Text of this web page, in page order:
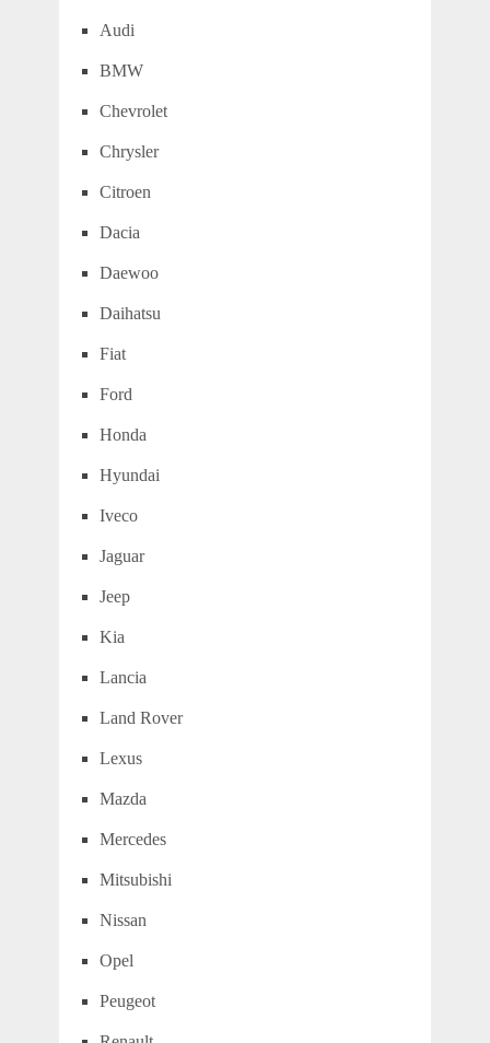
Audi
BMW
Chevrolet
Chrysler
Citroen
Dacia
Daewoo
Daihatsu
Fiat
Ford
Honda
Hyundai
Iveco
Jaguar
Jeep
Kia
Lancia
Land Rover
Lexus
Mazda
Mercedes
Mitsubishi
Nissan
Opel
Peugeot